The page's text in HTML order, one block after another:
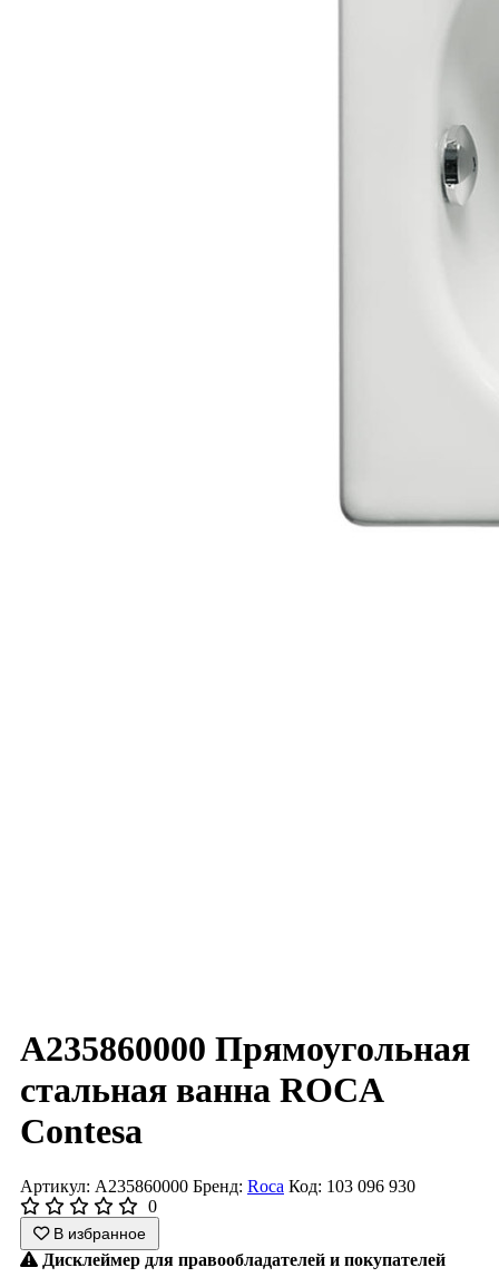
A235860000 Прямоугольная
стальная ванна ROCA
Contesa
Артикул: A235860000 Бренд: Roca Код: 103 096 930
0
В избранное
Дисклеймер для правообладателей и покупателей